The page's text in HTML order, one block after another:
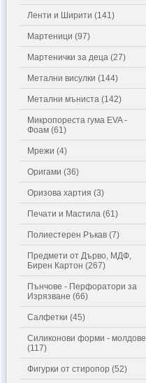
Ленти и Ширити (141)
Мартеници (97)
Мартенички за деца (27)
Метални висулки (144)
Метални мъниста (142)
Микропореста гума EVA -
Фоам (61)
Мрежи (4)
Оригами (36)
Оризова хартия (3)
Печати и Мастила (61)
Полиестерен Ръкав (7)
Предмети от Дърво, МДФ,
Бирен Картон (267)
Пънчове - Перфоратори за
Изрязване (66)
Салфетки (45)
Силиконови форми - молдове
(117)
Фигурки от стиропор (52)